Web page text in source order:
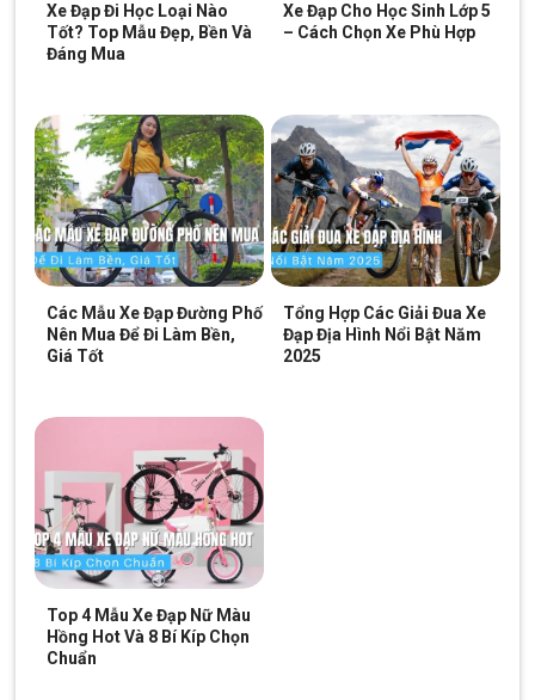
Xe Đạp Đi Học Loại Nào
Tốt? Top Mẫu Đẹp, Bền Và
Đáng Mua
Xe Đạp Cho Học Sinh Lớp 5
– Cách Chọn Xe Phù Hợp
Các Mẫu Xe Đạp Đường Phố
Nên Mua Để Đi Làm Bền,
Giá Tốt
Tổng Hợp Các Giải Đua Xe
Đạp Địa Hình Nổi Bật Năm
2025
Top 4 Mẫu Xe Đạp Nữ Màu
Hồng Hot Và 8 Bí Kíp Chọn
Chuẩn